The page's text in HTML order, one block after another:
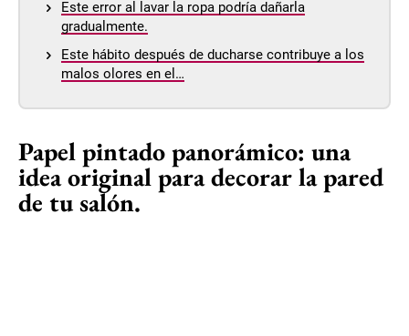
Este error al lavar la ropa podría dañarla
gradualmente.
Este hábito después de ducharse contribuye a los
malos olores en el…
Papel pintado panorámico: una
idea original para decorar la pared
de tu salón.